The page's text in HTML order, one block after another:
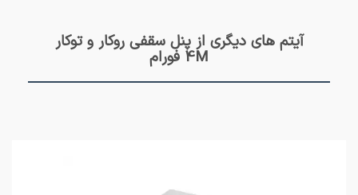
آیتم های دیگری از پنل سقفی روکار و توکار
4M فورام